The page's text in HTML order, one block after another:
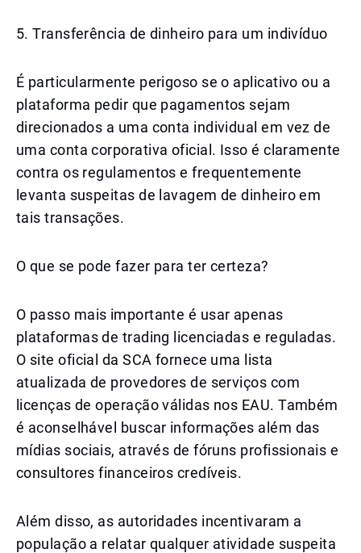
5. Transferência de dinheiro para um indivíduo
É particularmente perigoso se o aplicativo ou a
plataforma pedir que pagamentos sejam
direcionados a uma conta individual em vez de
uma conta corporativa oficial. Isso é claramente
contra os regulamentos e frequentemente
levanta suspeitas de lavagem de dinheiro em
tais transações.
O que se pode fazer para ter certeza?
O passo mais importante é usar apenas
plataformas de trading licenciadas e reguladas.
O site oficial da SCA fornece uma lista
atualizada de provedores de serviços com
licenças de operação válidas nos EAU. Também
é aconselhável buscar informações além das
mídias sociais, através de fóruns profissionais e
consultores financeiros credíveis.
Além disso, as autoridades incentivaram a
população a relatar qualquer atividade suspeita